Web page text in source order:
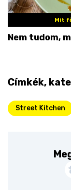
Mit
Nem tudom,
Címkék,
Street Kitchen